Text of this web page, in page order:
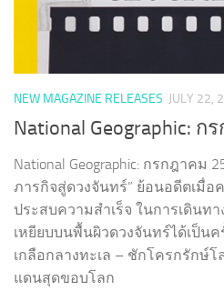
NEW MAGAZINE RELEASES JULY 22,
National Geographic: ก
National Geographic: กรกฎาคม
ภารกิจสู่ดวงจันทร์” ย้อนอดีตเมื่
ประสบความสำเร็จ ในการเดินท
เหยียบบนพื้นผิวดวงจันทร์ได้เป็นค
เกลือกลางทะเล – ชักโครกรักษ์
แดนสุดขอบโลก